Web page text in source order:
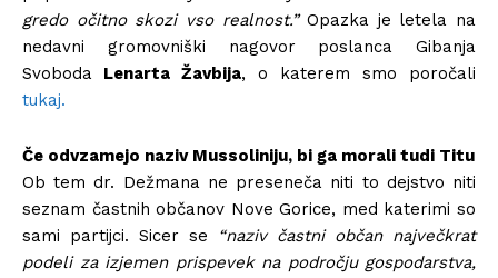
gredo očitno skozi vso realnost.”Opazka je letela na
nedavni gromovniški nagovor poslanca Gibanja
Svoboda Lenarta Žavbija, o katerem smo poročali
tukaj.
Če odvzamejo naziv Mussoliniju, bi ga morali tudi Titu
Ob tem dr. Dežmana ne preseneča niti to dejstvo niti
seznam častnih občanov Nove Gorice, med katerimi so
sami partijci. Sicer se
“naziv častni občan največkrat
podeli za izjemen prispevek na področju gospodarstva,